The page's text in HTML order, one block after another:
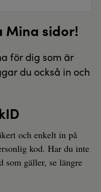
Mina sidor!
för dig som är
du också in och
och enkelt in på
kod. Har du inte
som gäller, se längre